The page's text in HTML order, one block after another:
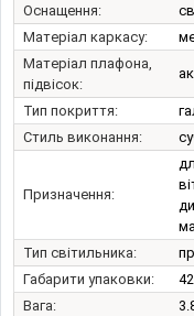
Оснащення:
Матеріал каркасу:
Матеріал плафона,
підвісок:
Тип покриття:
Стиль виконання:
Призначення:
Тип світильника:
Габарити упаковки:
Вага: